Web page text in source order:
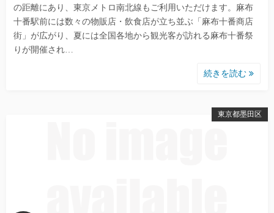
の距離にあり、東京メトロ南北線もご利用いただけます。麻布
十番駅前には数々の物販店・飲食店が立ち並ぶ「麻布十番商店
街」が広がり、夏には全国各地から観光客が訪れる麻布十番祭
りが開催され…
続きを読む
東京都墨田区